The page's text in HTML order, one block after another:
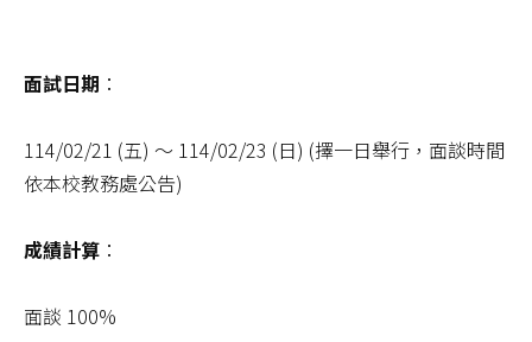
面試日期 ：
114/02/21 (五) ～ 114/02/23 (日) (擇一日舉行，面談時間
依本校教務處公告)
成績計算 ：
面談 100%